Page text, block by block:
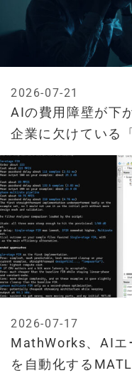
AIの費用障壁が下
企業に欠けている
2026-07-21
MathWorks、AIエ
を自動化する
2026-07-17